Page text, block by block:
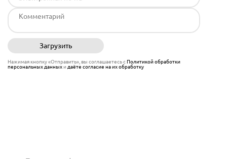
Загрузить
Нажимая кнопку «Отправить», вы соглашаетесь сПолитикой обработки
персональных данныхи даёте согласие на их обработку